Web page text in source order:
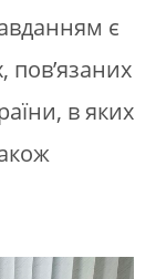
є
пов’язаних
в яких